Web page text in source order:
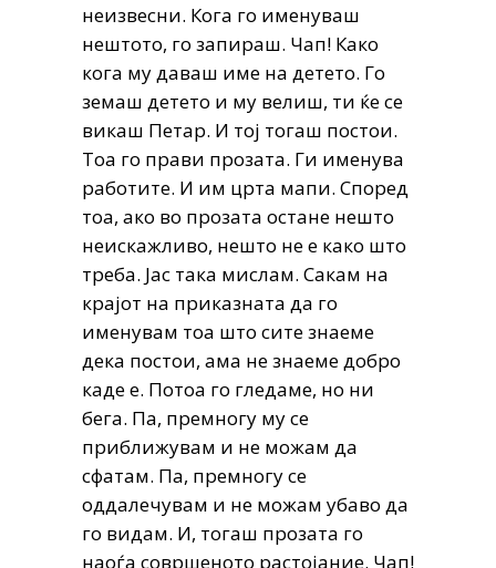
неизвесни. Кога го именуваш
нештото, го запираш. Чап! Како
кога му даваш име на детето. Го
земаш детето и му велиш, ти ќе се
викаш Петар. И тој тогаш постои.
Тоа го прави прозата. Ги именува
работите. И им црта мапи. Според
тоа, ако во прозата остане нешто
неискажливо, нешто не е како што
треба. Јас така мислам. Сакам на
крајот на приказната да го
именувам тоа што сите знаеме
дека постои, ама не знаеме добро
каде е. Потоа го гледаме, но ни
бега. Па, премногу му се
приближувам и не можам да
сфатам. Па, премногу се
оддалечувам и не можам убаво да
го видам. И, тогаш прозата го
наоѓа совршеното растојание. Чап!